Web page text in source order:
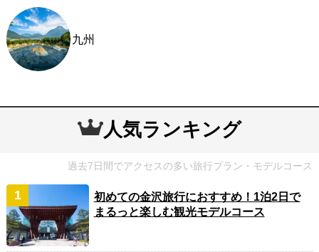
九州
人気ランキング
過去7日間でアクセスの多い旅行プラン・モデルコース
初めての金沢旅行におすすめ！1泊2日で
まるっと楽しむ観光モデルコース